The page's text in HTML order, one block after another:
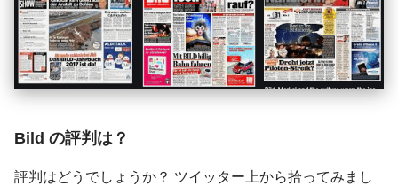
Bild の評判は？
評判はどうでしょうか？ ツイッター上から拾ってみまし